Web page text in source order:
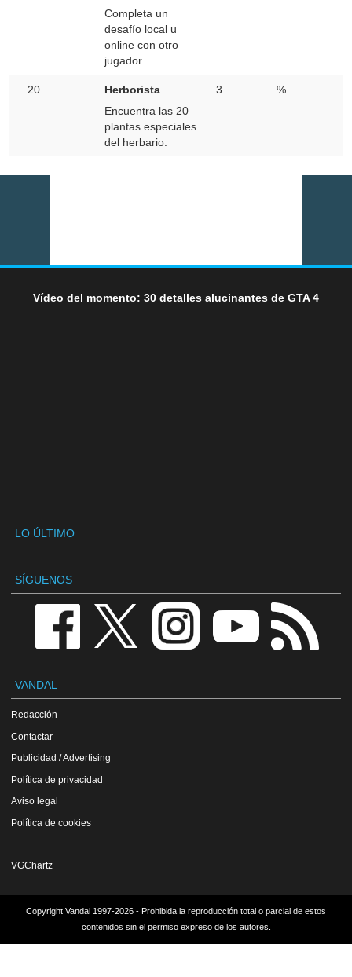
Completa un
desafío local u
online con otro
jugador.
20
Herborista
Encuentra las 20
plantas especiales
del herbario.
3 %
Vídeo del momento: 30 detalles alucinantes de GTA 4
LO ÚLTIMO
SÍGUENOS
VANDAL
Redacción
Contactar
Publicidad / Advertising
Política de privacidad
Aviso legal
Política de cookies
VGChartz
Copyright Vandal 1997-2026 - Prohibida la reproducción total o parcial de estos
contenidos sin el permiso expreso de los autores.